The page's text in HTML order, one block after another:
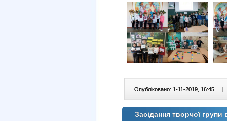
Опубліковано: 1-11-2019, 16:45 |
Засідання творчої